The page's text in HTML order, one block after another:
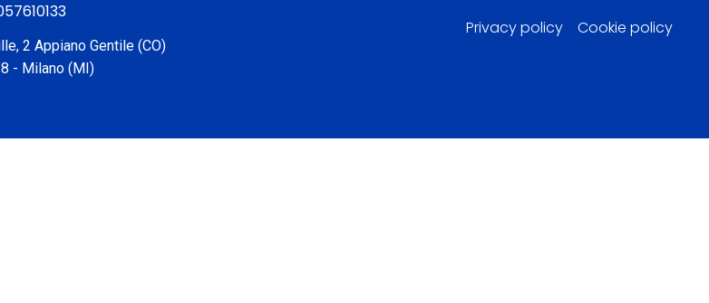
2 Appiano Gentile (CO)
- Milano (MI)
Privacy policy Cookie policy